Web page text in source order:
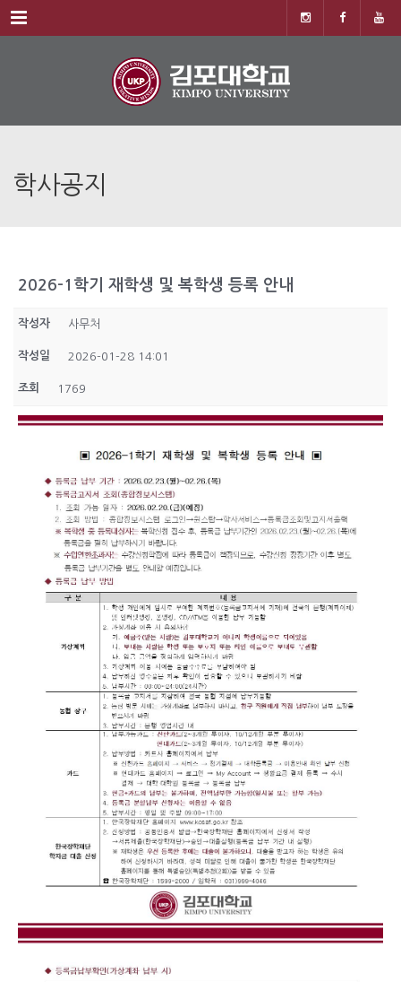
Menu
학사공지
2026-1학기 재학생 및 복학생 등록 안내
작성자 사무처
작성일 2026-01-28 14:01
조회 1769